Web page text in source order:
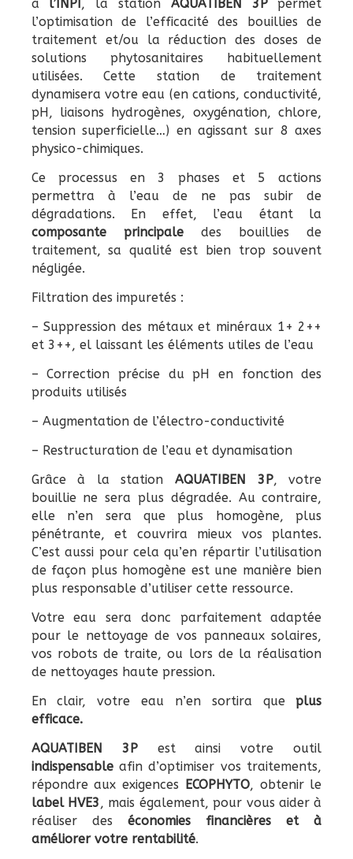
à l’INPI , la station AQUATIBEN 3Ppermet
l’optimisation de l’efficacité des bouillies de
traitement et/ou la réduction des doses de
solutions phytosanitaires habituellement
utilisées. Cette station de traitement
dynamisera votre eau (en cations, conductivité,
pH, liaisons hydrogènes, oxygénation, chlore,
tension superficielle…) en agissant sur 8 axes
physico-chimiques.
Ce processus en 3 phases et 5 actions
permettra à l’eau de ne pas subir de
dégradations. En effet, l’eau étant la
composante principaledes bouillies de
traitement, sa qualité est bien trop souvent
négligée.
Filtration des impuretés :
– Suppression des métaux et minéraux 1+ 2++
et 3++, el laissant les éléments utiles de l’eau
– Correction précise du pH en fonction des
produits utilisés
– Augmentation de l’électro-conductivité
– Restructuration de l’eau et dynamisation
Grâce à la stationAQUATIBEN 3P, votre
bouillie ne sera plus dégradée. Au contraire,
elle n’en sera que plus homogène, plus
pénétrante, et couvrira mieux vos plantes.
C’est aussi pour cela qu’en répartir l’utilisation
de façon plus homogène est une manière bien
plus responsable d’utiliser cette ressource.
Votre eau sera donc parfaitement adaptée
pour le nettoyage de vos panneaux solaires,
vos robots de traite, ou lors de la réalisation
de nettoyages haute pression.
En clair, votre eau n’en sortira queplus
efficace.
AQUATIBEN 3Pest ainsi votre outil
indispensableafin d’optimiser vos traitements,
répondre aux exigences ECOPHYTO, obtenir le
label HVE3 , mais également, pour vous aider à
réaliser des économies financières et à
améliorer votre rentabilité.